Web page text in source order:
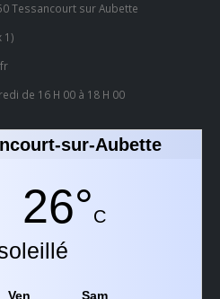
Tessancourt sur Aubette
1)
de 16 H 00 à 18 H 00
sur-Aubette
26°C
Ven Sam